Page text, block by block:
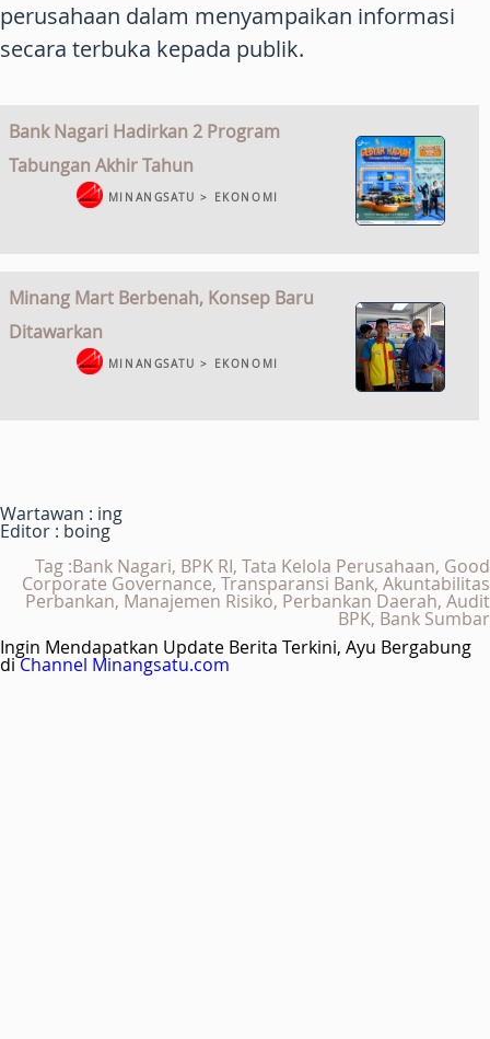
perusahaan dalam menyampaikan informasi
secara terbuka kepada publik.
Bank Nagari Hadirkan 2 Program
Tabungan Akhir Tahun
MINANGSATU > EKONOMI
Minang Mart Berbenah, Konsep Baru
Ditawarkan
MINANGSATU > EKONOMI
Wartawan : ing
Editor : boing
Tag :Bank Nagari, BPK RI, Tata Kelola Perusahaan, Good
Corporate Governance, Transparansi Bank, Akuntabilitas
Perbankan, Manajemen Risiko, Perbankan Daerah, Audit
BPK, Bank Sumbar
Ingin Mendapatkan Update Berita Terkini, Ayu Bergabung
diChannel Minangsatu.com